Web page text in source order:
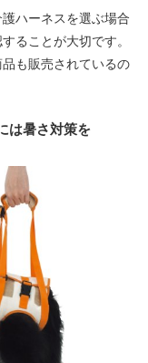
ハーネスを選ぶ場合
ることが大切です。
も販売されているの
は暑さ対策を